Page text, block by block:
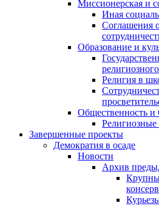
Миссионерская и
Иная
Соглашения
Образование и
Религия в
Общественность
Завершенные проекты
Демократия в осаде
Новости
Архив